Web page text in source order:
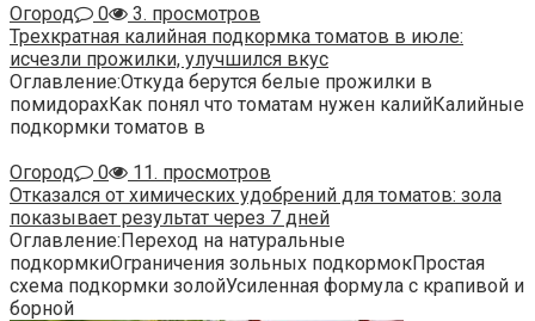
Огород
0
3. просмотров
Трехкратная калийная подкормка томатов в июле:
исчезли прожилки, улучшился вкус
Оглавление:Откуда берутся белые прожилки в
помидорахКак понял что томатам нужен калийКалийные
подкормки томатов в
Огород
0
11. просмотров
Отказался от химических удобрений для томатов: зола
показывает результат через 7 дней
Оглавление:Переход на натуральные
подкормкиОграничения зольных подкормокПростая
схема подкормки золойУсиленная формула с крапивой и
борной